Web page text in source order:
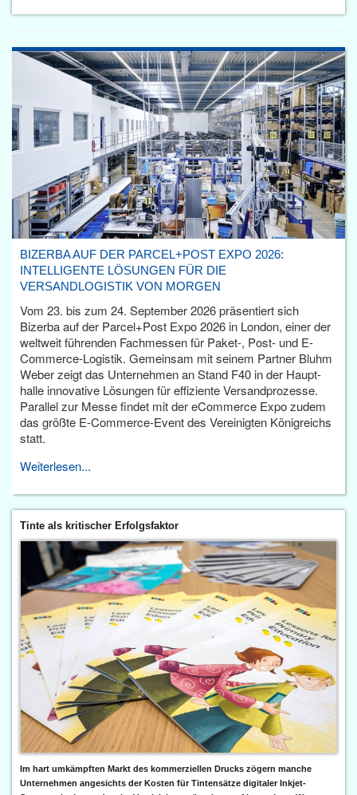
BIZERBA AUF DER PARCEL+POST EXPO 2026:
INTELLIGENTE LÖSUNGEN FÜR DIE
VERSANDLOGISTIK VON MORGEN
Vom 23. bis zum 24. September 2026 präsentiert sich
Bizerba auf der Parcel+Post Expo 2026 in London, einer der
weltweit führenden Fachmessen für Paket-, Post- und E-
Commerce-Logistik. Gemeinsam mit seinem Partner Bluhm
Weber zeigt das Unternehmen an Stand F40 in der Haupt­
halle innovative Lösungen für effiziente Versandprozesse.
Parallel zur Messe findet mit der eCommerce Expo zudem
das größte E-Commerce-Event des Vereinigten Königreichs
statt.
Weiterlesen...
Tinte als kritischer Erfolgsfaktor
Im hart umkämpften Markt des kommerziellen Drucks zögern manche
Unternehmen angesichts der Kosten für Tintensätze digitaler Inkjet-